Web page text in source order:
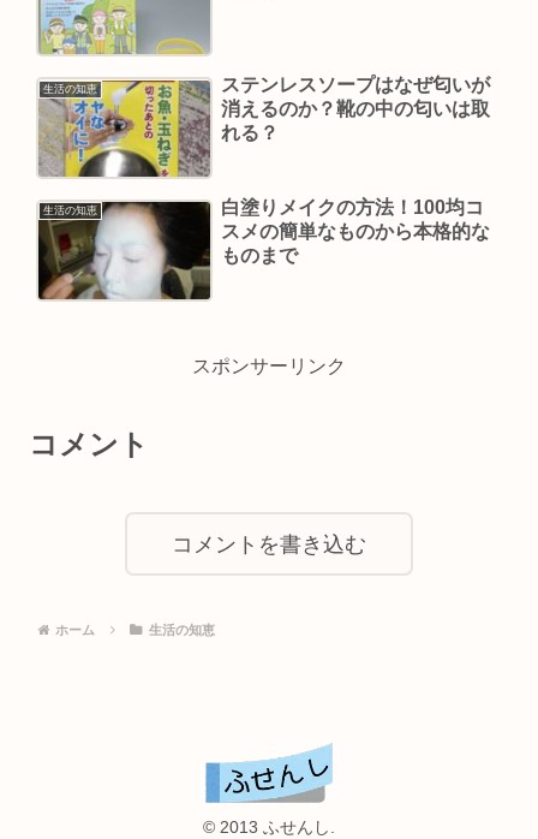
生活の知恵
ステンレスソープはなぜ匂いが
消えるのか？靴の中の匂いは取
れる？
生活の知恵
白塗りメイクの方法！100均コ
スメの簡単なものから本格的な
ものまで
スポンサーリンク
コメント
コメントを書き込む
ホーム 生活の知恵
© 2013 ふせんし.